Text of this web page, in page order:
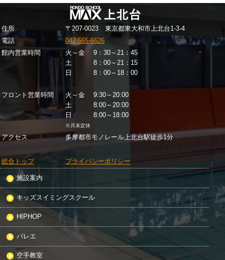
住所
〒207-0023 東京都東大和市上北台1-3-4
電話
042-565-6626
館内営業時間
火～金 9：30～21：45
土 8：00～21：15
日 8：00～18：00
フロント営業時間
火～金 9:30～20:00
土 8:00～20:00
日 8:00～18:00
※月末定休
アクセス 多摩都市モノレール上北台駅徒歩1分
総合トップ プライバシーポリシー
施設案内
キッズスイミングスクール
HIPHOP
バレエ
空手教室